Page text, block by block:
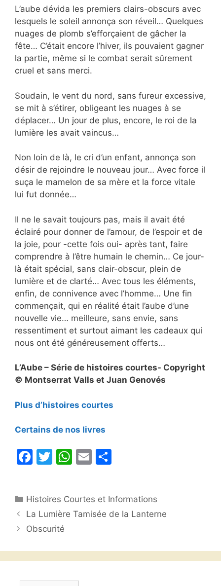
L’aube dévida les premiers clairs-obscurs avec
lesquels le soleil annonça son réveil… Quelques
nuages ​​de plomb s’efforçaient de gâcher la
fête… C’était encore l’hiver, ils pouvaient gagner
la partie, même si le combat serait sûrement
cruel et sans merci.
Soudain, le vent du nord, sans fureur excessive,
se mit à s’étirer, obligeant les nuages ​​à se
déplacer… Un jour de plus, encore, le roi de la
lumière les avait vaincus…
Non loin de là, le cri d’un enfant, annonça son
désir de rejoindre le nouveau jour… Avec force il
suça le mamelon de sa mère et la force vitale
lui fut donnée…
Il ne le savait toujours pas, mais il avait été
éclairé pour donner de l’amour, de l’espoir et de
la joie, pour -cette fois oui- après tant, faire
comprendre à l’être humain le chemin… Ce jour-
là était spécial, sans clair-obscur, plein de
lumière et de clarté… Avec tous les éléments,
enfin, de connivence avec l’homme… Une fin
commençait, qui en réalité était l’aube d’une
nouvelle vie… meilleure, sans envie, sans
ressentiment et surtout aimant les cadeaux qui
nous ont été généreusement offerts…
L’Aube – Série de histoires courtes- Copyright
© Montserrat Valls et Juan Genovés
Plus d’histoires courtes
Certains de nos livres
F
e
b
o
o
k
T
er
W
s
A
p
E
l
g
er
Catégories
Histoires Courtes et Informations
La Lumière Tamisée de la Lanterne
Obscurité